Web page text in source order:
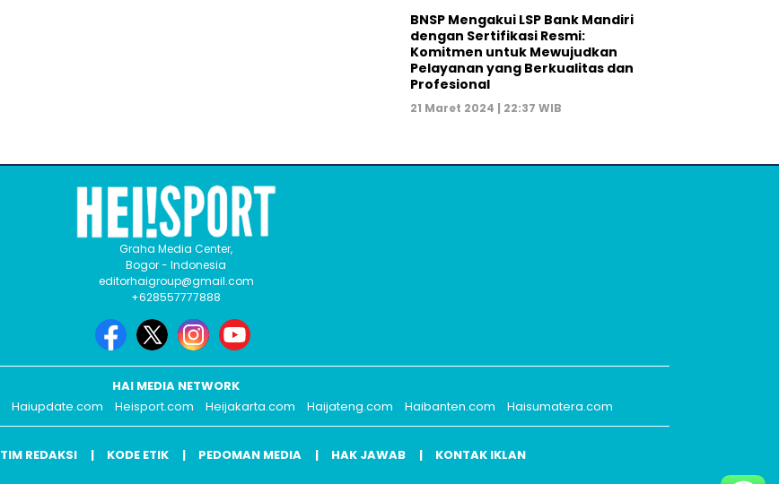
BNSP Mengakui LSP Bank Mandiri
dengan Sertifikasi Resmi:
Komitmen untuk Mewujudkan
Pelayanan yang Berkualitas dan
Profesional
21 Maret 2024 | 22:37 WIB
Graha Media Center,
Bogor - Indonesia
editorhaigroup@gmail.com
+628557777888
HAI MEDIA NETWORK
Haiupdate.com Heisport.com Heijakarta.com Haijateng.com Haibanten.com Haisumatera.com
TIM REDAKSI KODE ETIK PEDOMAN MEDIA HAK JAWAB KONTAK IKLAN